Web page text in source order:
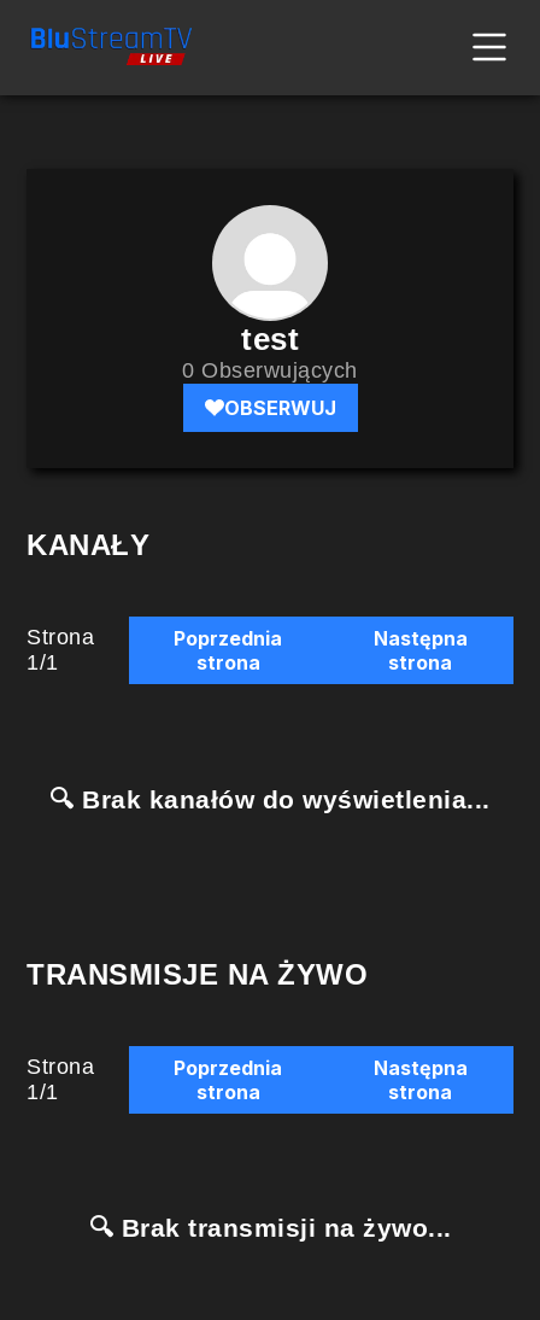
test
0 Obserwujących
OBSERWUJ
KANAŁY
Strona
1/1
Poprzednia
strona
Następna
strona
🔍 Brak kanałów do wyświetlenia...
TRANSMISJE NA ŻYWO
Strona
1/1
Poprzednia
strona
Następna
strona
🔍 Brak transmisji na żywo...